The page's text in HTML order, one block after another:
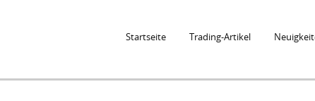
Startseite Trading-Artikel